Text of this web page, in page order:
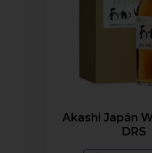
Akashi Japán
DRS